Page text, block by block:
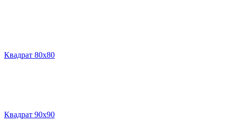
Квадрат 80х80
Квадрат 90х90